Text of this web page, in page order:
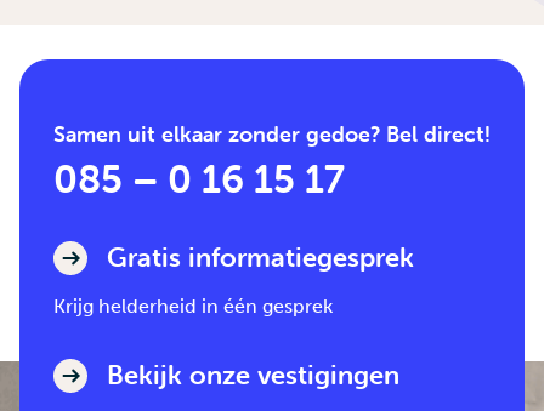
Samen uit elkaar zonder gedoe? Bel direct!
085 – 0 16 15 17
Gratis informatiegesprek
Krijg helderheid in één gesprek
Bekijk onze vestigingen